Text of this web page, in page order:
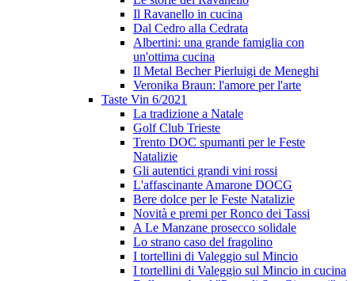
Il Ravanello in cucina
Dal Cedro alla Cedrata
Albertini: una grande famiglia con
un'ottima cucina
Il Metal Becher Pierluigi de Meneghi
Veronika Braun: l'amore per l'arte
Taste Vin 6/2021
La tradizione a Natale
Golf Club Trieste
Trento DOC spumanti per le Feste
Natalizie
Gli autentici grandi vini rossi
L'affascinante Amarone DOCG
Bere dolce per le Feste Natalizie
Novità e premi per Ronco dei Tassi
A Le Manzane prosecco solidale
Lo strano caso del fragolino
I tortellini di Valeggio sul Mincio
I tortellini di Valeggio sul Mincio in cucina